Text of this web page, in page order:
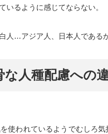
いるように感じてならない。
人…アジア人、日本人である
人種配慮への
使われているようでむしろ